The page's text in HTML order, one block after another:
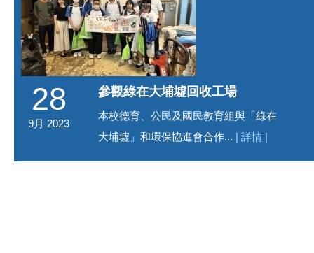
28
9月 2023
參觀綠在大埔墟回收工場
本校德育、公民及國民教育組與「綠在
大埔墟」和環保協進會合作... | 詳情 |